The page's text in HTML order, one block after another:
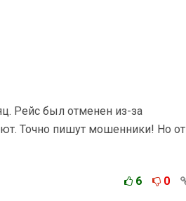
Рейс был отменен из-за
Точно пишут мошенники! Но от
6 0